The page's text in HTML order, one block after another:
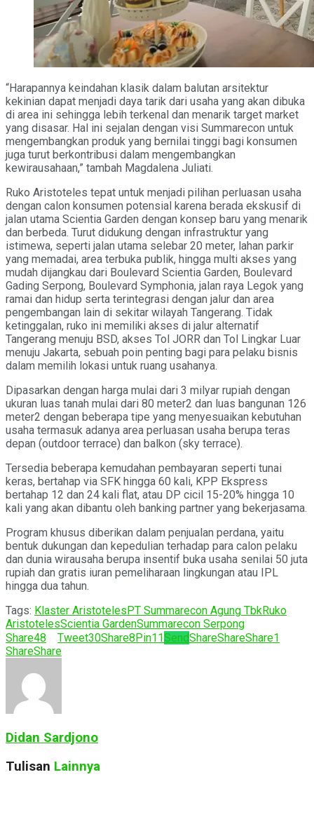
“Harapannya keindahan klasik dalam balutan arsitektur
kekinian dapat menjadi daya tarik dari usaha yang akan dibuka
di area ini sehingga lebih terkenal dan menarik target market
yang disasar. Hal ini sejalan dengan visi Summarecon untuk
mengembangkan produk yang bernilai tinggi bagi konsumen
juga turut berkontribusi dalam mengembangkan
kewirausahaan,” tambah Magdalena Juliati.
Ruko Aristoteles tepat untuk menjadi pilihan perluasan usaha
dengan calon konsumen potensial karena berada ekskusif di
jalan utama Scientia Garden dengan konsep baru yang menarik
dan berbeda. Turut didukung dengan infrastruktur yang
istimewa, seperti jalan utama selebar 20 meter, lahan parkir
yang memadai, area terbuka publik, hingga multi akses yang
mudah dijangkau dari Boulevard Scientia Garden, Boulevard
Gading Serpong, Boulevard Symphonia, jalan raya Legok yang
ramai dan hidup serta terintegrasi dengan jalur dan area
pengembangan lain di sekitar wilayah Tangerang. Tidak
ketinggalan, ruko ini memiliki akses di jalur alternatif
Tangerang menuju BSD, akses Tol JORR dan Tol Lingkar Luar
menuju Jakarta, sebuah poin penting bagi para pelaku bisnis
dalam memilih lokasi untuk ruang usahanya.
Dipasarkan dengan harga mulai dari 3 milyar rupiah dengan
ukuran luas tanah mulai dari 80 meter2 dan luas bangunan 126
meter2 dengan beberapa tipe yang menyesuaikan kebutuhan
usaha termasuk adanya area perluasan usaha berupa teras
depan (outdoor terrace) dan balkon (sky terrace).
Tersedia beberapa kemudahan pembayaran seperti tunai
keras, bertahap via SFK hingga 60 kali, KPP Ekspress
bertahap 12 dan 24 kali flat, atau DP cicil 15-20% hingga 10
kali yang akan dibantu oleh banking partner yang bekerjasama.
Program khusus diberikan dalam penjualan perdana, yaitu
bentuk dukungan dan kepedulian terhadap para calon pelaku
dan dunia wirausaha berupa insentif buka usaha senilai 50 juta
rupiah dan gratis iuran pemeliharaan lingkungan atau IPL
hingga dua tahun.
Tags: Klaster Aristoteles PT Summarecon Agung TbkRuko
AristotelesScientia GardenSummarecon Serpong
Share48 Tweet30Share8 Pin11SendShareShareShare1
ShareShare
Didan Sardjono
Tulisan Lainnya